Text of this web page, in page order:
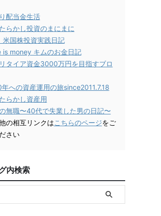
配当金生活
らかし投資のまにまに
米国株投資実践日記
is money キムのお金日記
タイア資金3000万円を目指すブロ
への資産運用の旅since2011.7.18
らかし資産用
無職〜40代で失業した男の日記〜
の相互リンクはこちらのページをご
さい
内検索